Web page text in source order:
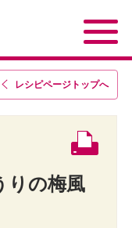
レシピページトップへ
りの梅風